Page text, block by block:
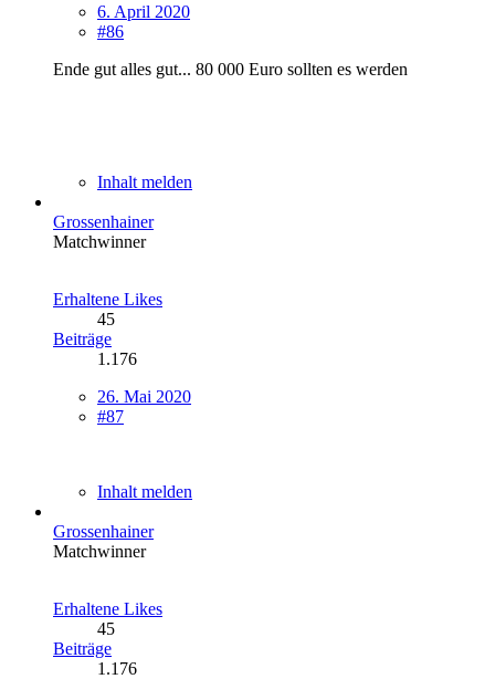
6. April 2020
#86
Ende gut alles gut... 80 000 Euro sollten es werden
Inhalt melden
Grossenhainer
Matchwinner
Erhaltene Likes
45
Beiträge
1.176
26. Mai 2020
#87
Inhalt melden
Grossenhainer
Matchwinner
Erhaltene Likes
45
Beiträge
1.176